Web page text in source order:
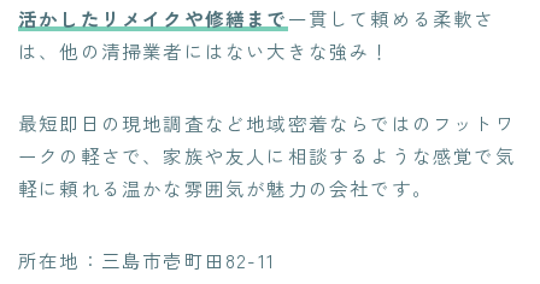
活かしたリメイクや修繕まで一貫して頼める柔軟さ
は、他の清掃業者にはない大きな強み！
最短即日の現地調査など地域密着ならではのフットワ
ークの軽さで、家族や友人に相談するような感覚で気
軽に頼れる温かな雰囲気が魅力の会社です。
所在地：三島市壱町田82-11